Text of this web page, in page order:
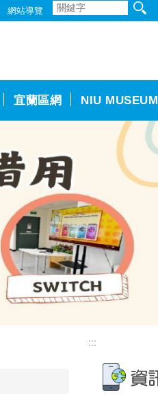
網站導覽
宜蘭區網 NIU MUSEUM
:::